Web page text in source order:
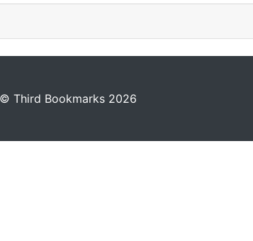
Third Bookmarks 2026